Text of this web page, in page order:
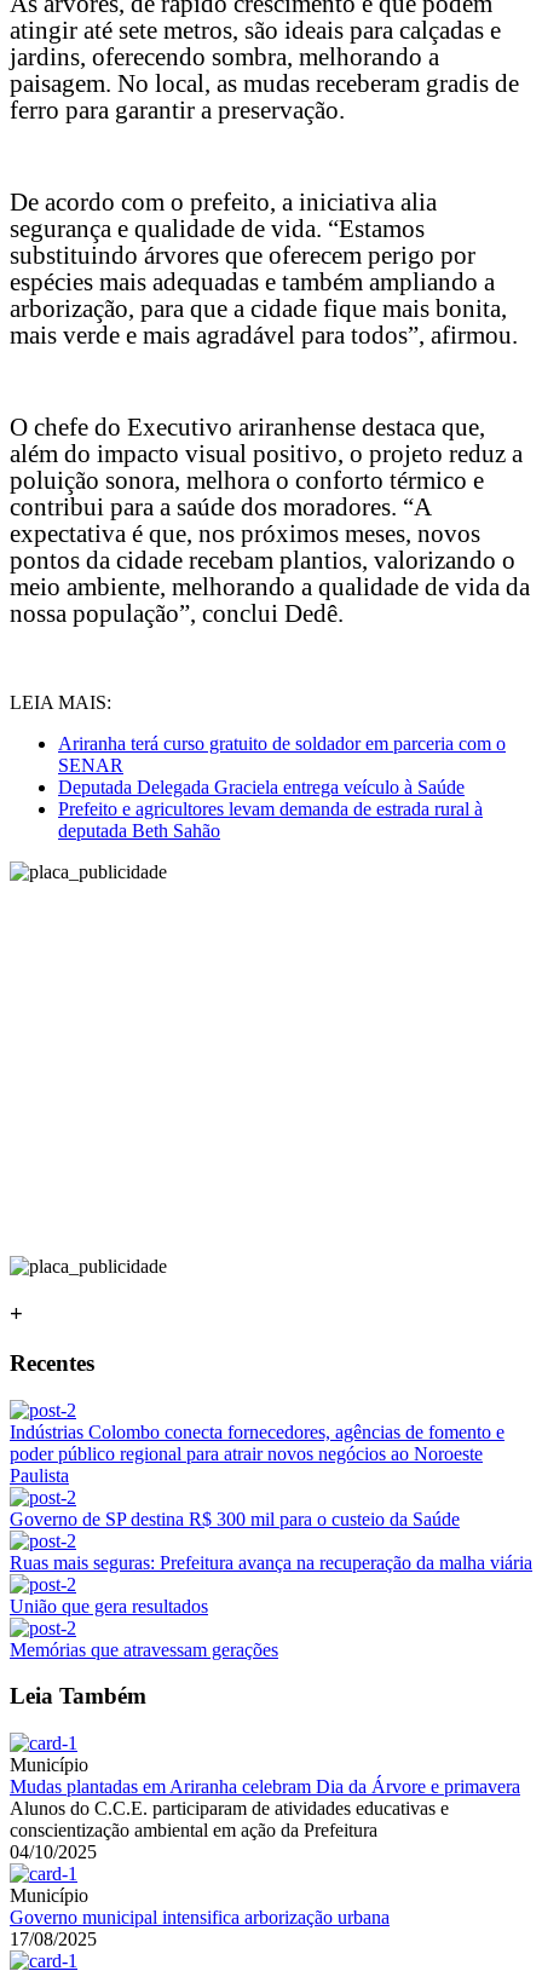
atingir até sete metros, são ideais para calçadas e
jardins, oferecendo sombra, melhorando a
paisagem. No local, as mudas receberam gradis de
ferro para garantir a preservação.
De acordo com o prefeito, a iniciativa alia
segurança e qualidade de vida. “Estamos
substituindo árvores que oferecem perigo por
espécies mais adequadas e também ampliando a
arborização, para que a cidade fique mais bonita,
mais verde e mais agradável para todos”, afirmou.
O chefe do Executivo ariranhense destaca que,
além do impacto visual positivo, o projeto reduz a
poluição sonora, melhora o conforto térmico e
contribui para a saúde dos moradores. “A
expectativa é que, nos próximos meses, novos
pontos da cidade recebam plantios, valorizando o
meio ambiente, melhorando a qualidade de vida da
nossa população”, conclui Dedê.
LEIA MAIS:
Ariranha terá curso gratuito de soldador em parceria com o
SENAR
Deputada Delegada Graciela entrega veículo à Saúde
Prefeito e agricultores levam demanda de estrada rural à
deputada Beth Sahão
+
Recentes
Indústrias Colombo conecta fornecedores, agências de fomento e
poder público regional para atrair novos negócios ao Noroeste
Paulista
Governo de SP destina R$ 300 mil para o custeio da Saúde
Ruas mais seguras: Prefeitura avança na recuperação da malha viária
União que gera resultados
Memórias que atravessam gerações
Leia Também
Município
Mudas plantadas em Ariranha celebram Dia da Árvore e primavera
Alunos do C.C.E. participaram de atividades educativas e
conscientização ambiental em ação da Prefeitura
04/10/2025
Município
Governo municipal intensifica arborização urbana
17/08/2025